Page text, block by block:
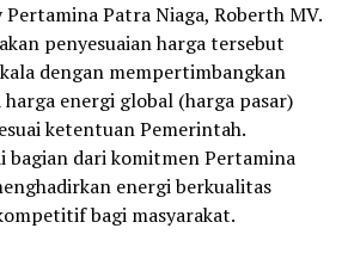
Patra Niaga, Roberth MV.
penyesuaian harga tersebut
dengan mempertimbangkan
energi global (harga pasar)
ketentuan Pemerintah.
bagian dari komitmen Pertamina
energi berkualitas
bagi masyarakat.